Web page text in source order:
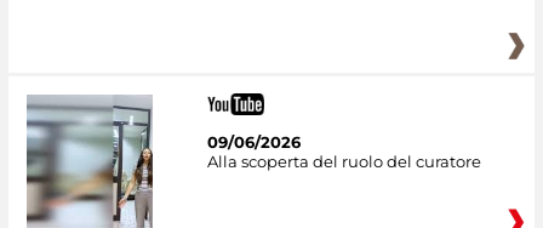
09/06/2026
Alla scoperta del ruolo del curatore